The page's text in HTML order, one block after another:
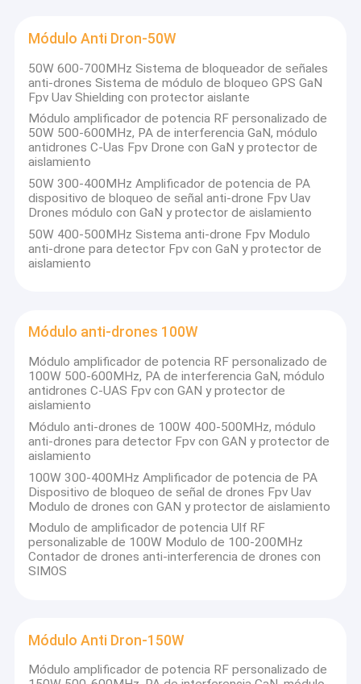
Sobre nosotros
Módulo Anti Dron-50W
50W 600-700MHz Sistema de bloqueador de señales
anti-drones Sistema de módulo de bloqueo GPS GaN
Fpv Uav Shielding con protector aislante
Módulo amplificador de potencia RF personalizado de
50W 500-600MHz, PA de interferencia GaN, módulo
antidrones C-Uas Fpv Drone con GaN y protector de
aislamiento
50W 300-400MHz Amplificador de potencia de PA
dispositivo de bloqueo de señal anti-drone Fpv Uav
Drones módulo con GaN y protector de aislamiento
50W 400-500MHz Sistema anti-drone Fpv Modulo
anti-drone para detector Fpv con GaN y protector de
aislamiento
Módulo anti-drones 100W
Módulo amplificador de potencia RF personalizado de
100W 500-600MHz, PA de interferencia GaN, módulo
antidrones C-UAS Fpv con GAN y protector de
aislamiento
Módulo anti-drones de 100W 400-500MHz, módulo
anti-drones para detector Fpv con GAN y protector de
aislamiento
100W 300-400MHz Amplificador de potencia de PA
Dispositivo de bloqueo de señal de drones Fpv Uav
Modulo de drones con GAN y protector de aislamiento
Modulo de amplificador de potencia Ulf RF
personalizable de 100W Modulo de 100-200MHz
Contador de drones anti-interferencia de drones con
SIMOS
Módulo Anti Dron-150W
Módulo amplificador de potencia RF personalizado de
fabricante y revendedor de dispositivos de inhibición de
inalámbrica comoinhibidor de prisiones,inhibidor de